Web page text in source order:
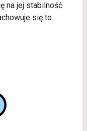
na jej stabilność
się to